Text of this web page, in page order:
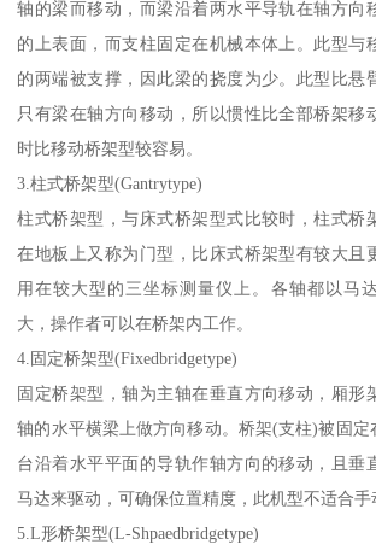
轴的梁而移动，而梁沿着两水平导轨在轴方向
的上表面，而支柱固定在机械本体上。此型与
的两端被支撑，因此梁的挠度为少。此型比悬
只有梁在轴方向移动，所以惯性比全部桥架移
时比移动桥架型较容易。
3.柱式桥架型(Gantrytype)
柱式桥架型，与床式桥架型式比较时，柱式桥
在地板上又称为门型，比床式桥架型有较大且
用在较大型的三坐标测量仪上。各轴都以马
大，操作者可以在桥架内工作。
4.固定桥架型(Fixedbridgetype)
固定桥架型，轴为主轴在垂直方向移动，厢形
轴的水平横梁上做方向移动。桥架(支柱)被固定
台沿着水平平面的导轨作轴方向的移动，且垂
马达来驱动，可确保位置精度，此机型不适合手
5.L形桥架型(L-Shpaedbridgetype)